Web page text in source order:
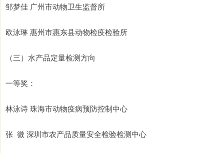
邹梦佳 广州市动物卫生监督所
欧泳琳 惠州市惠东县动物检疫检验所
（三）水产品定量检测方向
一等奖：
林泳诗 珠海市动物疫病预防控制中心
张 微 深圳市农产品质量安全检验检测中心